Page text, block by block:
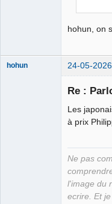
hohun, on
hohun 24-05-
Re :
Les
à prix
Ne pas
l'image du
ecrire. Et